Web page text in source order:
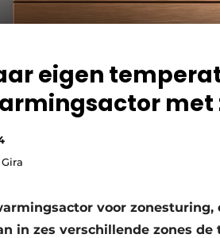
eigen
met
voor
in zes verschillende zones